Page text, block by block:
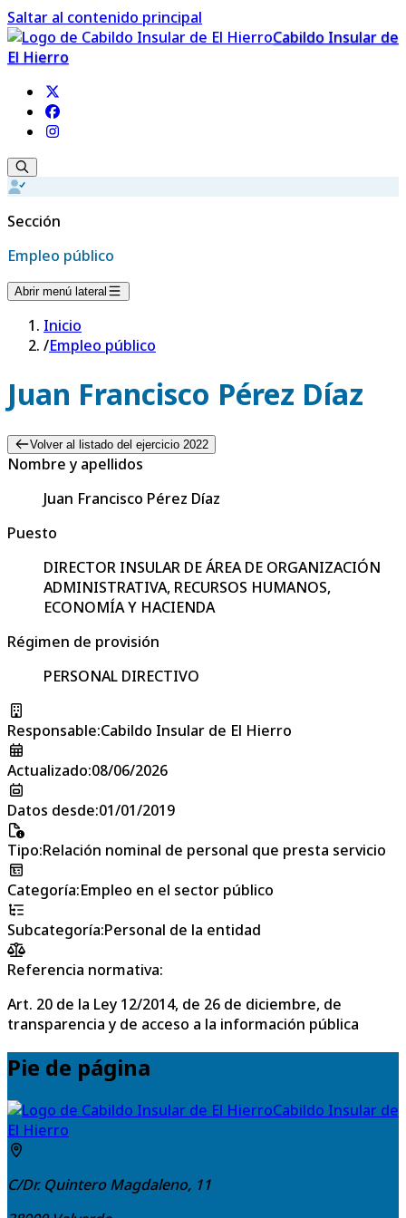
Saltar al contenido principal
Cabildo Insular de
El Hierro
Sección
Empleo público
Abrir menú lateral
Inicio
/Empleo público
Juan Francisco Pérez Díaz
Volver al listado del ejercicio 2022
Nombre y apellidos
Juan Francisco Pérez Díaz
Puesto
DIRECTOR INSULAR DE ÁREA DE ORGANIZACIÓN
ADMINISTRATIVA, RECURSOS HUMANOS,
ECONOMÍA Y HACIENDA
Régimen de provisión
PERSONAL DIRECTIVO
Responsable:Cabildo Insular de El Hierro
Actualizado:08/06/2026
Datos desde:01/01/2019
Tipo:Relación nominal de personal que presta servicio
Categoría:Empleo en el sector público
Subcategoría:Personal de la entidad
Referencia normativa:
Art. 20 de la Ley 12/2014, de 26 de diciembre, de
transparencia y de acceso a la información pública
Pie de página
Cabildo Insular de
El Hierro
C/Dr. Quintero Magdaleno, 11